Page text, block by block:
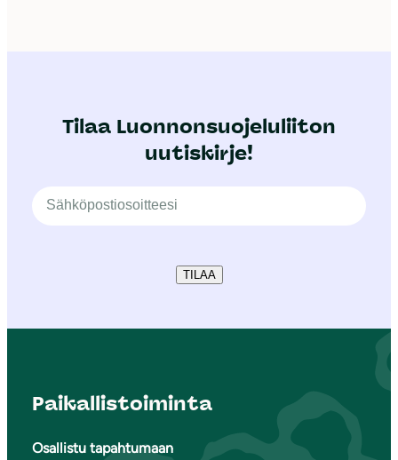
Tilaa Luonnonsuojeluliiton
uutiskirje!
TILAA
Paikallistoiminta
Osallistu tapahtumaan